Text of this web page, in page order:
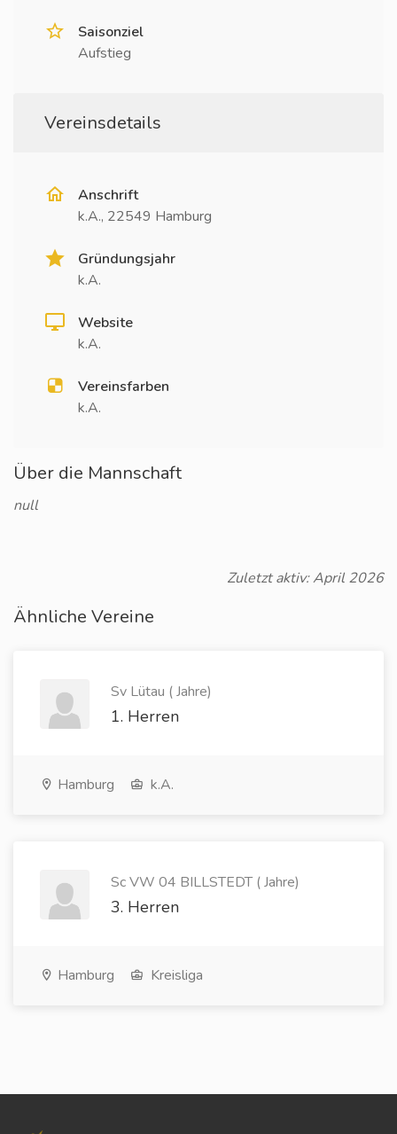
Saisonziel
Aufstieg
Vereinsdetails
Anschrift
k.A., 22549 Hamburg
Gründungsjahr
k.A.
Website
k.A.
Vereinsfarben
k.A.
Über die Mannschaft
null
Zuletzt aktiv: April 2026
Ähnliche Vereine
Sv Lütau ( Jahre)
1. Herren
Hamburg k.A.
Sc VW 04 BILLSTEDT ( Jahre)
3. Herren
Hamburg Kreisliga